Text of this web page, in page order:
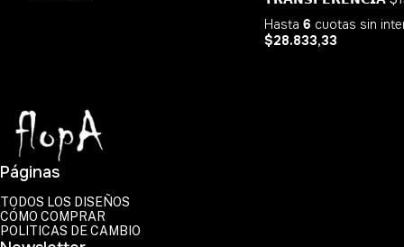
Hasta6 cuotas sin
$28.833,33
Páginas
TODOS LOS DISEÑOS
CÓMO COMPRAR
POLITICAS DE CAMBIO